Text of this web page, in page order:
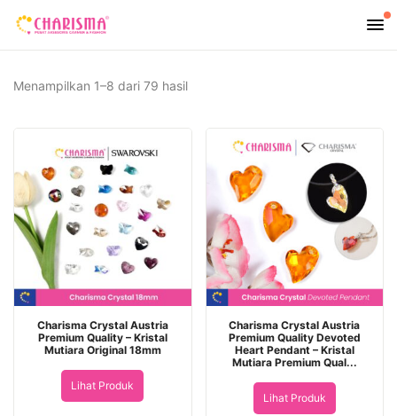
Menampilkan 1–8 dari 79 hasilDiurutkan
yang
Charisma Crystal Austria
Premium Quality – Kristal
Mutiara Original 18mm
Lihat Produk
Charisma Crystal Austria
Premium Quality Devoted
Heart Pendant – Kristal
Mutiara Premium Qual...
Lihat Produk